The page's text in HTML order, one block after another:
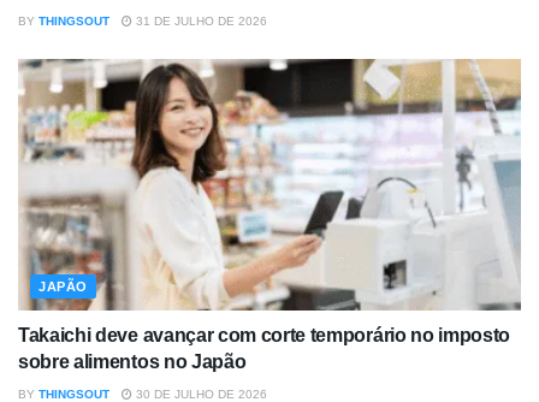
BY THINGSOUT 31 DE JULHO DE 2026
JAPÃO
Takaichi deve avançar com corte temporário no imposto
sobre alimentos no Japão
BY THINGSOUT 30 DE JULHO DE 2026